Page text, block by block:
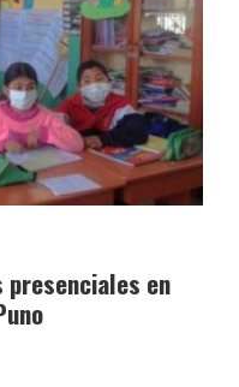
presenciales en